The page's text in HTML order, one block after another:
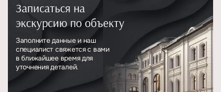
Записаться на
экскурсию по объекту
Заполните данные и наш
специалист свяжется с вами
в ближайшее время для
уточнения деталей.